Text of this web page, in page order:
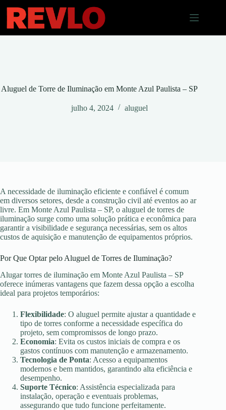
para
conteúdo
Aluguel de Torre de Iluminação em Monte Azul Paulista – SP
julho 4, 2024 aluguel
A necessidade de iluminação eficiente e confiável é comum
em diversos setores, desde a construção civil até eventos ao ar
livre. Em Monte Azul Paulista – SP, o aluguel de torres de
iluminação surge como uma solução prática e econômica para
garantir a visibilidade e segurança necessárias, sem os altos
custos de aquisição e manutenção de equipamentos próprios.
Por Que Optar pelo Aluguel de Torres de Iluminação?
Alugar torres de iluminação em Monte Azul Paulista – SP
oferece inúmeras vantagens que fazem dessa opção a escolha
ideal para projetos temporários:
Flexibilidade: O aluguel permite ajustar a quantidade e
tipo de torres conforme a necessidade específica do
projeto, sem compromissos de longo prazo.
Economia: Evita os custos iniciais de compra e os
gastos contínuos com manutenção e armazenamento.
Tecnologia de Ponta: Acesso a equipamentos
modernos e bem mantidos, garantindo alta eficiência e
desempenho.
Suporte Técnico: Assistência especializada para
instalação, operação e eventuais problemas,
assegurando que tudo funcione perfeitamente.